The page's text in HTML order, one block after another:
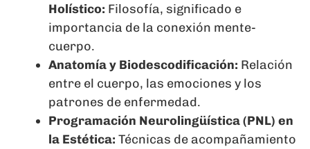
Holístico: Filosofía, significado e
importancia de la conexión mente-
cuerpo.
Anatomía y Biodescodificación: Relación
entre el cuerpo, las emociones y los
patrones de enfermedad.
Programación Neurolingüística (PNL) en
la Estética: Técnicas de acompañamiento